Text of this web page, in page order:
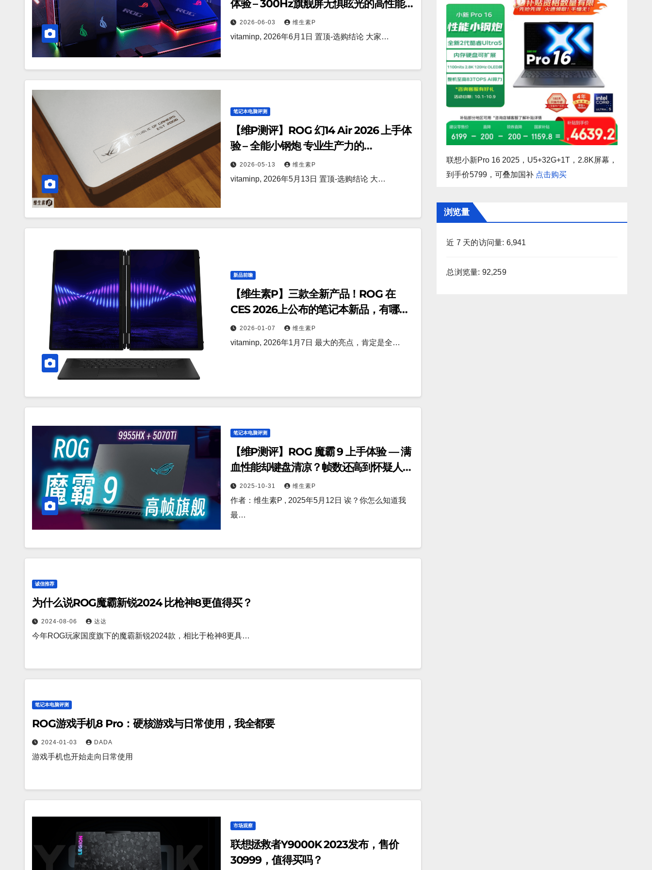
体验 – 300Hz旗舰屏无惧眩光的高性能
电竞机皇
2026-06-03 维生素P
vitaminp, 2026年6月1日 置顶-选购结论 大家…
笔记本电脑评测
【维P测评】ROG 幻14 Air 2026 上手体
验 – 全能小钢炮 专业生产力的
WinBook Pro 时刻
2026-05-13 维生素P
vitaminp, 2026年5月13日 置顶-选购结论 大…
新品前瞻
【维生素P】三款全新产品！ROG 在
CES 2026上公布的笔记本新品，有哪些
亮点值得关注？
2026-01-07 维生素P
vitaminp, 2026年1月7日 最大的亮点，肯定是全…
笔记本电脑评测
【维P测评】ROG 魔霸 9 上手体验 — 满
血性能却键盘清凉？帧数还高到怀疑人
生？2025-10-31 维生素P
作者：维生素P , 2025年5月12日 诶？你怎么知道我
最…
诚信推荐
为什么说ROG魔霸新锐2024 比枪神8更值得买？
2024-08-06 达达
今年ROG玩家国度旗下的魔霸新锐2024款，相比于枪神8更具…
笔记本电脑评测
ROG游戏手机8 Pro：硬核游戏与日常使用，我全都要
2024-01-03 DADA
游戏手机也开始走向日常使用
市场观察
联想拯救者Y9000K 2023发布，售价
30999，值得买吗？
联想小新Pro 16 2025，U5+32G+1T，2.8K屏幕，
到手价5799，可叠加国补 点击购买
浏览量
近 7 天的访问量: 6,941
总浏览量: 92,259